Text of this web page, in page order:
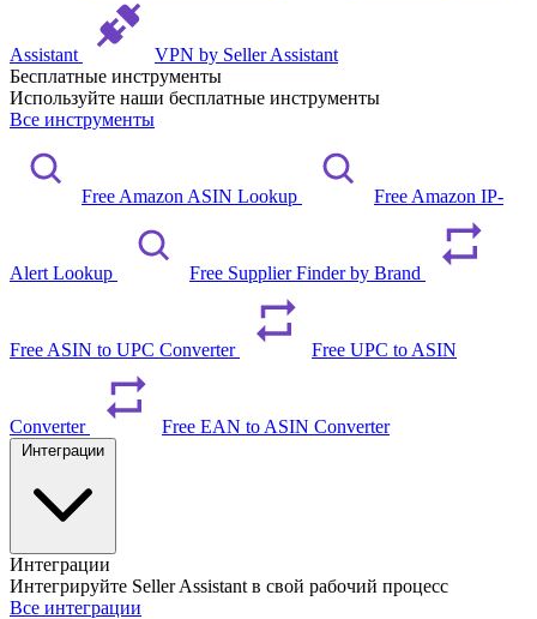
Assistant
VPN by Seller Assistant
Бесплатные инструменты
Используйте наши бесплатные инструменты
Все инструменты
Free Amazon ASIN Lookup Free Amazon IP-
Alert Lookup Free Supplier Finder by Brand
Free ASIN to UPC Converter Free UPC to ASIN
Converter Free EAN to ASIN Converter
Интеграции
Интегрируйте Seller Assistant в свой рабочий процесс
Все интеграции